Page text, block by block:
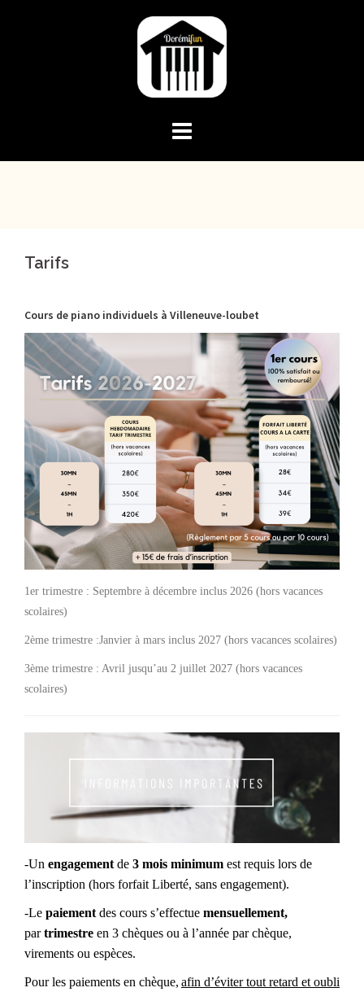
Tarifs
Cours de piano individuels à Villeneuve-loubet
1er trimestre : Septembre à décembre inclus 2026 (hors vacances
scolaires)
2ème trimestre :Janvier à mars inclus 2027 (hors vacances scolaires)
3ème trimestre : Avril jusqu’au 2 juillet 2027 (hors vacances
scolaires)
-Un engagementde 3 mois minimum est requis lors de
l’inscription (hors forfait Liberté, sans engagement).
-Le paiementdes cours s’effectue mensuellement,
partrimestre en 3 chèques ou à l’année par chèque,
virements ou espèces.
Pour les paiements en chèque, afin d’éviter tout retard et oubli